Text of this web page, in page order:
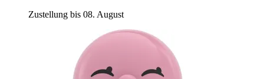
Zustellung bis 08. August